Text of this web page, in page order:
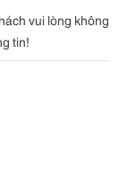
vui lòng không
tin!